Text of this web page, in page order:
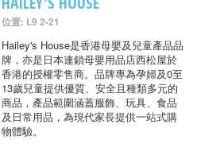
位置: L9 2-21
Hailey's House是香港母嬰及兒童產品品
牌，亦是日本連鎖母嬰用品店西松屋於
香港的授權零售商。品牌專為孕婦及0至
13歲兒童提供優質、安全且種類多元的
商品，產品範圍涵蓋服飾、玩具、食品
及日常用品，為現代家長提供一站式購
物體驗。